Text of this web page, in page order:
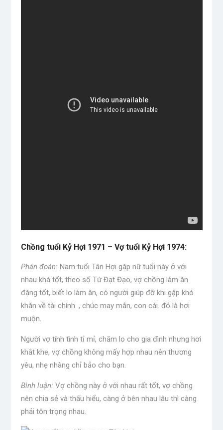
Chồng tuổi Kỷ Hợi 1971 – Vợ tuổi Kỷ Hợi 1974:
Phán đoán: Nam tuổi Tân Hợi gặp nữ tuổi này ở với
nhau khá tốt, theo số Tứ Đạt Đạo, vợ chồng làm ăn
đặng tốt, biết lo làm ăn, có người giúp đỡ khi gặp khó
khăn về tài chính. , chúc may mắn, con cái. đó là hơi
muộn.
Người vợ tính tình tỉ mỉ, chăm lo cho gia đình nhưng hơi
khắt khe, vợ chồng không mấy hợp nhau nên thương
yêu, nhẹ nhàng chỉ bảo cho bạn.
Bình luận: Vợ chồng này ở với nhau rất tốt, vợ chồng
nên chia sẻ và thấu hiểu, càng ở bên nhau lâu thì càng
phải tôn trọng nhau.